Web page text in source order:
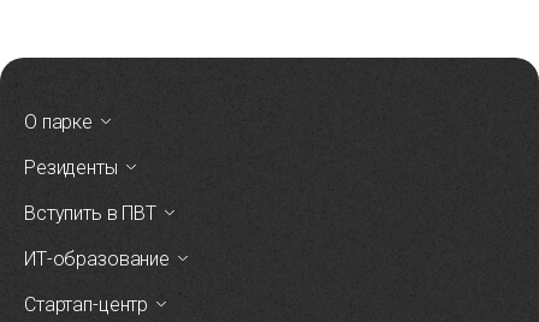
О парке
Резиденты
Вступить в ПВТ
ИТ-образование
Стартап-центр